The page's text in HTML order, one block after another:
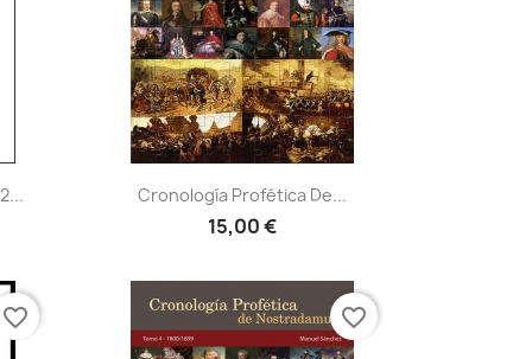
Vista rápida
Cronología Profética De...
15,00 €
favorite_border favorite_border